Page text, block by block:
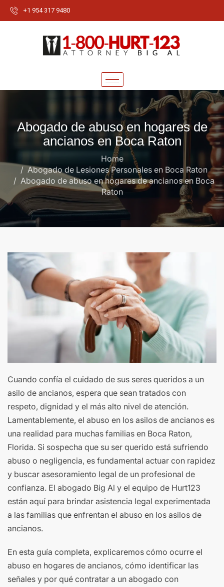
+1 954 317 9480
Abogado de abuso en hogares de
ancianos en Boca Raton
Home
Abogado de Lesiones Personales en Boca Raton
Abogado de abuso en hogares de ancianos en Boca
Raton
Cuando confía el cuidado de sus seres queridos a un
asilo de ancianos, espera que sean tratados con
respeto, dignidad y el más alto nivel de atención.
Lamentablemente, el abuso en los asilos de ancianos es
una realidad para muchas familias en Boca Raton,
Florida. Si sospecha que su ser querido está sufriendo
abuso o negligencia, es fundamental actuar con rapidez
y buscar asesoramiento legal de un profesional de
confianza. El abogado Big Al y el equipo de Hurt123
están aquí para brindar asistencia legal experimentada
a las familias que enfrentan el abuso en los asilos de
ancianos.
En esta guía completa, explicaremos cómo ocurre el
abuso en hogares de ancianos, cómo identificar las
señales y por qué contratar a un abogado con